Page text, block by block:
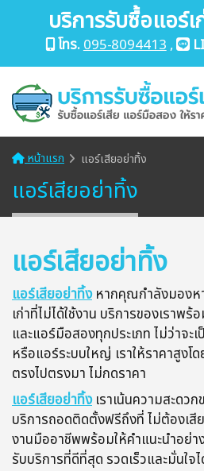
บริการรับซื้อแอร์เ
โทร.095-8094413,
หน้าแรก แอร์เสียอย่าทิ้ง
แอร์เสียอย่าทิ้ง
แอร์เสียอย่าทิ้ง
แอร์เสียอย่าทิ้ง หากคุณกำลังมองห
เก่าที่ไม่ได้ใช้งาน บริการของเราพ
และแอร์มือสองทุกประเภท ไม่ว่าจะ
หรือแอร์ระบบใหญ่ เราให้ราคาสูงโ
ตรงไปตรงมา ไม่กดราคา
แอร์เสียอย่าทิ้งเราเน้นความสะดว
บริการถอดติดตั้งฟรีถึงที่ ไม่ต้องเสี
งานมืออาชีพพร้อมให้คำแนะนำอย่า
รับบริการที่ดีที่สุด รวดเร็วและมั่นใจ